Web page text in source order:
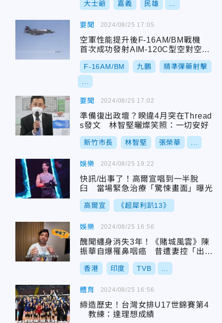
大士爺 嘉義 民雄
要聞
空軍性能提升後F-16AM/BM戰機
首次成功發射AIM-120C型空對空飛
彈
F-16AM/BM 九鵬 精準彈藥射擊
2024/08/25 17:05
要聞
準備復出政壇？睽違4月突在Thread
s發文 林智堅曬燦笑照：一切安好
新竹市長 林智堅 張榮華
2024/08/25 17:02
娛樂
快訊/出事了！高爾宣唱到一半脫
臼 當場緊急治療「驚悚畫面」曝光
高爾宣 《超犀利趴13》
2024/08/25 19:22
娛樂
醜聞纏身消失3年！《賭城風雲》陳
振華自爆罹鼻咽癌 昔遭妻控「出
軌、虐打女兒」
香港 印度 TVB
2024/08/25 16:56
體育
締造歷史！台灣女排U17世錦賽第4
教練：達理想成績
2024/08/25 16:56